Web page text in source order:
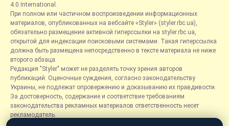
4.0 International.
При полном или частичном воспроизведении информационных
материалов, опубликованных на вебсайте «Styler» (styler.rbc.ua),
обязательно размещение активной гиперссылки на styler.rbc.ua,
открытой для индексации поисковыми системами. Такая гиперссылка
должна быть размещена непосредственно в тексте материала не ниже
второго абзаца.
Редакция "Styler" может не разделять точку зрения авторов
публикаций. Оценочные суждения, согласно законодательству
Украины, не подлежат опровержению и доказыванию их правдивости.
За достоверность, содержание и соответствие требованиям
законодательства рекламных материалов ответственность несет
рекламодатель.